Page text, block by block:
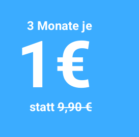
3 Monate je
1€
statt9,90 €